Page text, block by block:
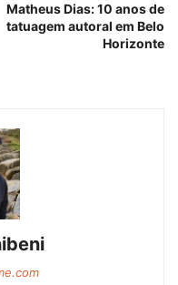
Matheus Dias: 10 anos de
tatuagem autoral em Belo
Horizonte